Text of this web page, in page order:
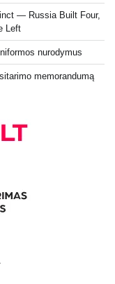
— Russia Built Four,
Left
nurodymus
memorandumą